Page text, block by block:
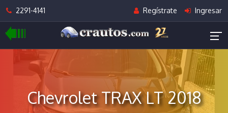
2291-4141 Regístrate Ingresar
Chevrolet TRAX LT 2018